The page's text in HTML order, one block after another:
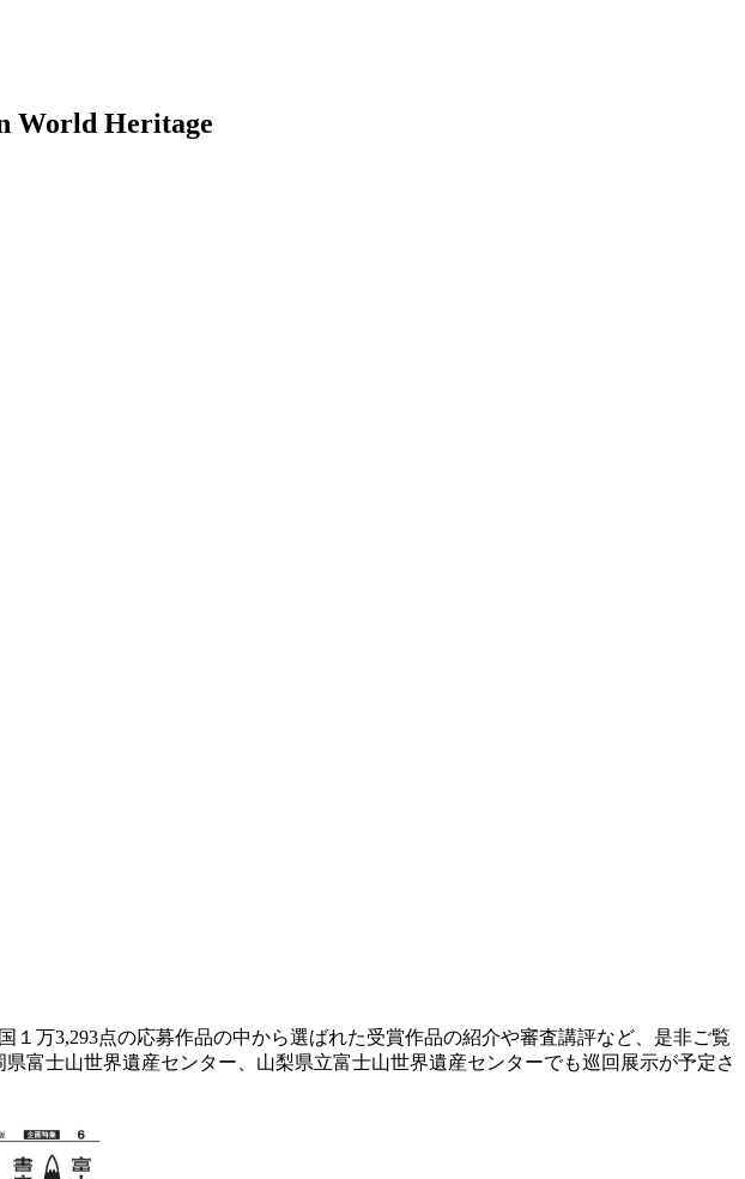
World Heritage
１万3,293点の応募作品の中から選ばれた受賞作品の紹介や審査講評など、是非ご覧
富士山世界遺産センター、山梨県立富士山世界遺産センターでも巡回展示が予定さ